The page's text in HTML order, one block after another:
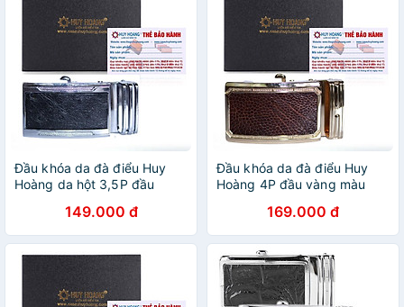
Đầu khóa da đà điểu Huy
Hoàng da hột 3,5P đầu
149.000 đ
Đầu khóa da đà điểu Huy
Hoàng 4P đầu vàng màu
169.000 đ